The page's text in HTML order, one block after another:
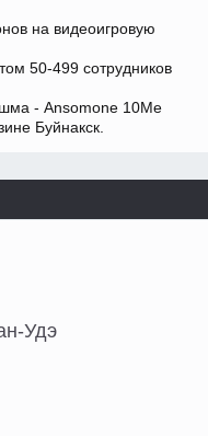
на видеоигровую
50-499 сотрудников
- Ansomone 10Me
Буйнакск.
Удэ